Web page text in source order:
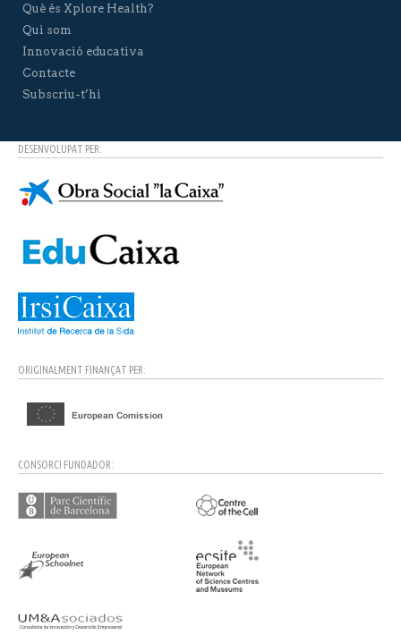
Què és Xplore Health?
Qui som
Innovació educativa
Contacte
Subscriu-t’hi
DESENVOLUPAT PER:
ORIGINALMENT FINANÇAT PER:
CONSORCI FUNDADOR: